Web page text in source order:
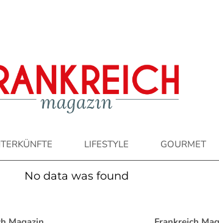
LIFESTYLE GOURMET
No data was found